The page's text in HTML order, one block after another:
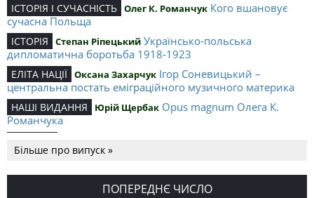
ІСТОРІЯ І СУЧАСНІСТЬ Олег К. Романчук Кого вшановує
сучасна Польща
ІСТОРІЯ Степан Ріпецький Українсько-польська
дипломатична боротьба 1918-1923
ЕЛІТА НАЦІЇ Оксана Захарчук Ігор Соневицький –
центральна постать еміграційного музичного материка
НАШІ ВИДАННЯ Юрій Щербак Opus magnum Олега К.
Романчука
Романчука
СЛОВО РЕДАКЦІЙНЕ Олег К. Романчук Журавель і синиця
як уособлення української політстратегії й тактики
Більше про випуск »
ПОПЕРЕДНЄ ЧИСЛО